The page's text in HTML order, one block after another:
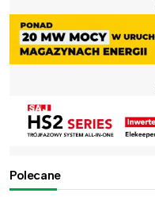
Polecane